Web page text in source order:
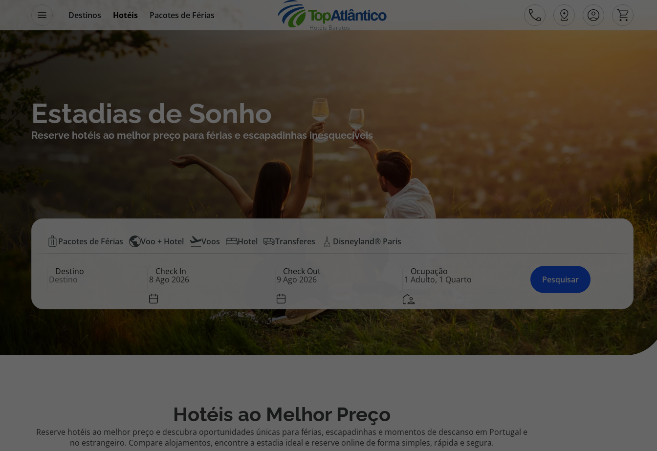
Destinos Hotéis
Pacotes de Férias
Promoções
Blog TopViagens Hotéis Baratos
Destinos
Voos
Pacotes de Férias
Disneyland ® Paris
Cruzeiros
Promoções
Cheque Viagem
Blog TopViagens
Apoio ao cliente no Estrangeiro
facilidade na marcação das suas viagens, tem ainda ao seu
dispor o nosso call center a funcionar todos os dias úteis das
10:00 às 20:00 e Sábado das 10:00 às 14:00.
Estadias de Sonho
Reserve hotéis ao melhor preço para férias e escapadinhas inesquecíveis
Hotéis
Baratos
Top
Pacotes de Férias Voo + Hotel Voos Hotel Transferes Disneyland® Paris
Destino Check In Check Out Ocupação
Pesquisar
Hotéis ao Melhor Preço
Reserve hotéis ao melhor preço e descubra oportunidades únicas para férias, escapadinhas e momentos de descanso em Portugal e
no estrangeiro. Compare alojamentos, encontre a estadia ideal e reserve online de forma simples, rápida e segura.